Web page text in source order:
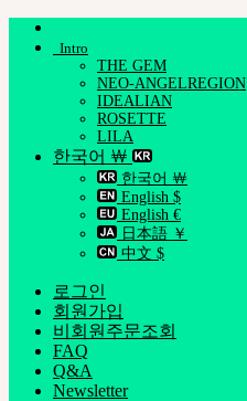
Skip
Intro
THE GEM
NEO-ANGELREGION
IDEALIAN
ROSETTE
LILA
한국어 ￦
한국어 ￦
English $
English €
日本語 ￥
中文 $
로그인
회원가입
비회원주문조회
FAQ
Q&A
Newsletter